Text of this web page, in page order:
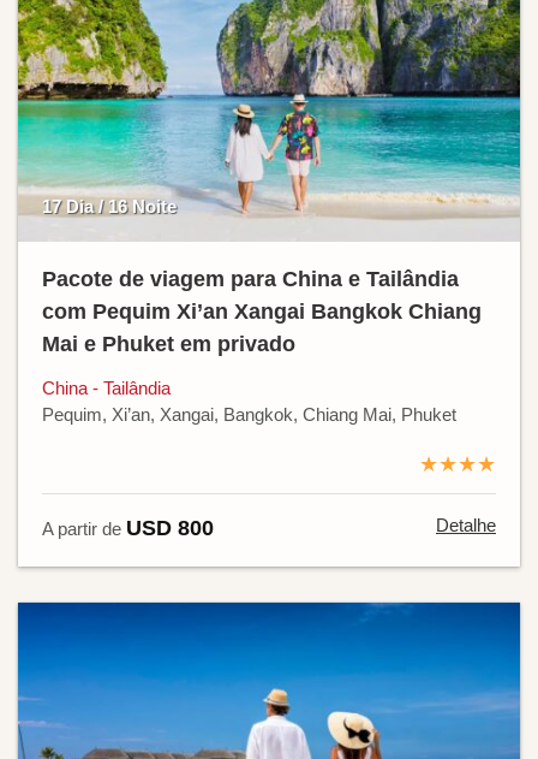
17 Dia / 16 Noite
Pacote de viagem para China e Tailândia
com Pequim Xi’an Xangai Bangkok Chiang
Mai e Phuket em privado
China - Tailândia
Pequim, Xi’an, Xangai, Bangkok, Chiang Mai, Phuket
★★★★
A partir de USD 800 Detalhe